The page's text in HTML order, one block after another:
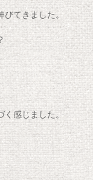
びてきました。
く感じました。